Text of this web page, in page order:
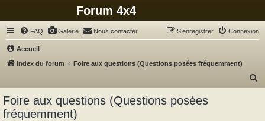
Forum 4x4
FAQ Galerie Nous contacter Connexion
S’enregistrer
Accueil
Index du forum
Foire aux questions (Questions posées fréquemment)
Foire aux questions (Questions posées
fréquemment)